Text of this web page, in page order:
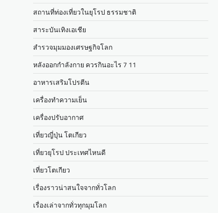
สถานที่ท่องเที่ยวในยุโรป ธรรมชาติ
สาระบันเทิงเอเชีย
สำรวจมุมมองเศรษฐกิจโลก
หลังออกกําลังกาย ควรกินอะไร 7 11
อาหารเสริมโปรตีน
เครื่องทำความเย็น
เครื่องปรับอากาศ
เที่ยวญี่ปุ่น โตเกียว
เที่ยวยุโรป ประเทศไหนดี
เที่ยวโตเกียว
เรื่องราวน่าสนใจจากทั่วโลก
เรื่องเล่าจากทั่วทุกมุมโลก